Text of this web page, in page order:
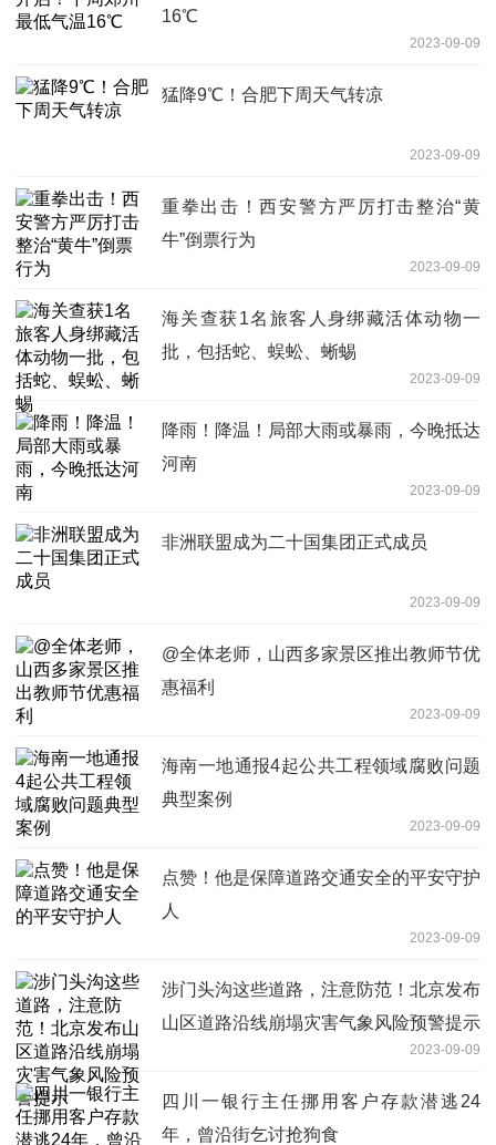
16℃
2023-09-09
猛降9℃！合肥下周天气转凉
2023-09-09
重拳出击！西安警方严厉打击整治“黄
牛”倒票行为
2023-09-09
海关查获1名旅客人身绑藏活体动物一
批，包括蛇、蜈蚣、蜥蜴
2023-09-09
降雨！降温！局部大雨或暴雨，今晚抵达
河南
2023-09-09
非洲联盟成为二十国集团正式成员
2023-09-09
@全体老师，山西多家景区推出教师节优
惠福利
2023-09-09
海南一地通报4起公共工程领域腐败问题
典型案例
2023-09-09
点赞！他是保障道路交通安全的平安守护
人
2023-09-09
涉门头沟这些道路，注意防范！北京发布
山区道路沿线崩塌灾害气象风险预警提示
2023-09-09
四川一银行主任挪用客户存款潜逃24
年，曾沿街乞讨抢狗食